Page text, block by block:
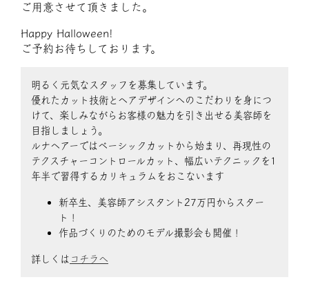
ご用意させて頂きました。
Happy Halloween!
ご予約お待ちしております。
明るく元気なスタッフを募集しています。
優れたカット技術とヘアデザインへのこだわりを身につ
けて、楽しみながらお客様の魅力を引き出せる美容師を
目指しましょう。
ルナヘアーではベーシックカットから始まり、再現性の
テクスチャーコントロールカット、幅広いテクニックを1
年半で習得するカリキュラムをおこないます
新卒生、美容師アシスタント27万円からスター
ト！
作品づくりのためのモデル撮影会も開催！
詳しくは コチラへ